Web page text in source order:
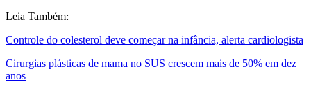
Leia Também:
Controle do colesterol deve começar na infância, alerta cardiologista
Cirurgias plásticas de mama no SUS crescem mais de 50% em dez
anos